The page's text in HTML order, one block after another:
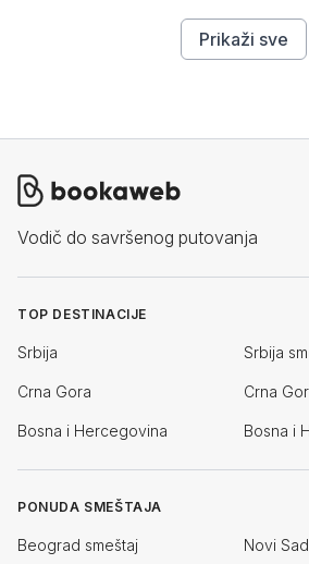
Prikaži sve
Vodič do savršenog putovanja
TOP DESTINACIJE
Srbija Srbija
Crna Gora Crna
Bosna i Hercegovina Bosna i
PONUDA SMEŠTAJA
Beograd smeštaj Novi